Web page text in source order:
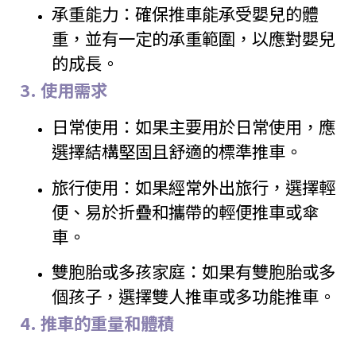
承重能力：確保推車能承受嬰兒的體
重，並有一定的承重範圍，以應對嬰兒
的成長。
3. 使用需求
日常使用：如果主要用於日常使用，應
選擇結構堅固且舒適的標準推車。
旅行使用：如果經常外出旅行，選擇輕
便、易於折疊和攜帶的輕便推車或傘
車。
雙胞胎或多孩家庭：如果有雙胞胎或多
個孩子，選擇雙人推車或多功能推車。
4. 推車的重量和體積